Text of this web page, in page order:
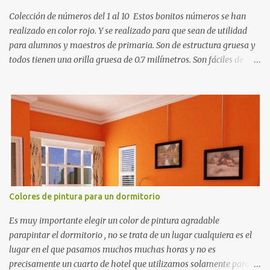
Colección de números del 1 al 10 Estos bonitos números se han
realizado en color rojo. Y se realizado para que sean de utilidad
para alumnos y maestros de primaria. Son de estructura gruesa y
todos tienen una orilla gruesa de 0.7 milímetros. Son fáciles de
matemáticos, para decorar los cumpleaños de los niños, entre
otras cosas.
Colores de pintura para un dormitorio
Es muy importante elegir un color de pintura agradable
parapintar el dormitorio , no se trata de un lugar cualquiera es el
lugar en el que pasamos muchos muchas horas y no es
precisamente un cuarto de hotel que utilizamos solamente para